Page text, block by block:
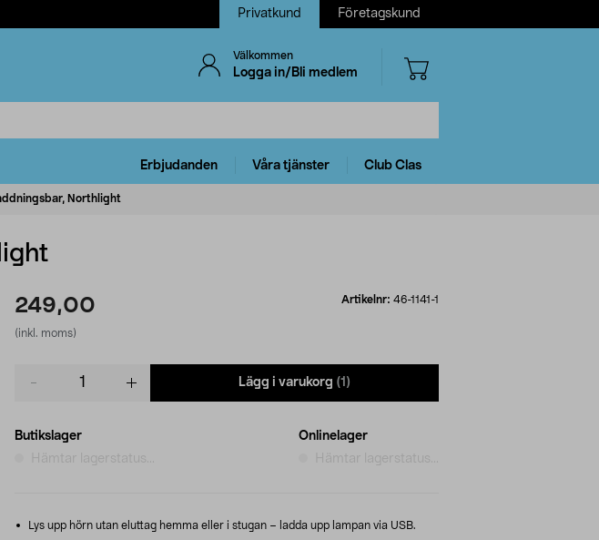
Privatkund Företagskund
Välkommen
Logga in/Bli medlem
Erbjudanden Våra tjänster Club Clas
Northlight
249,00
(inkl. moms)
Artikelnr: 46-1141-1
Lägg i varukorg (1)
Butikslager
Hämtar lagerstatus...
Onlinelager
Hämtar lagerstatus...
Lys upp hörn utan eluttag hemma eller i stugan – ladda upp lampan via USB.